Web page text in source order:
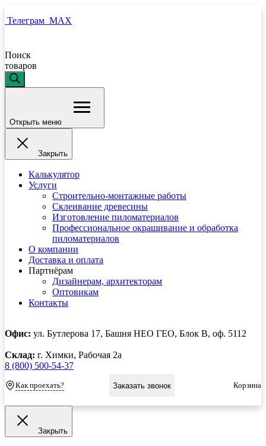
Телеграм MAX
Поиск
товаров
Открыть меню
Закрыть
Калькулятор
Услуги
Строительно-монтажные работы
Склеивание древесины
Изготовление пиломатериалов
Профессиональное окрашивание и обработка
пиломатериалов
О компании
Доставка и оплата
Партнёрам
Дизайнерам, архитекторам
Оптовикам
Контакты
Офис: ул. Бутлерова 17, Башня НЕО ГЕО, Блок В, оф. 5112
Склад: г. Химки, Рабочая 2а
8 (800) 500-54-37
Как проехать? Заказать звонок Корзина
Закрыть